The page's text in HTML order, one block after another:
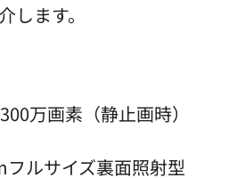
します。
万画素（静止画時）
ルサイズ裏面照射型